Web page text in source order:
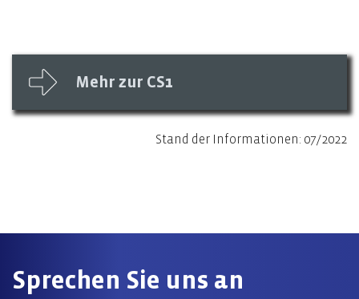
Mehr zur CS1
Stand der Informationen: 07/2022
Sprechen Sie uns an